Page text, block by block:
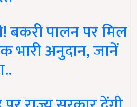
बकरी पालन पर मिल
भारी अनुदान, जानें